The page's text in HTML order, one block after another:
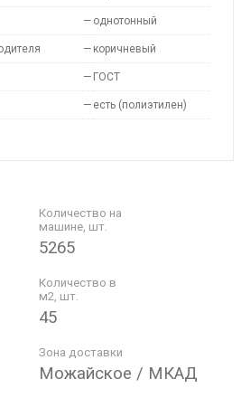
— однотонный
— коричневый
— ГОСТ
— есть (полиэтилен)
Количество на
машине, шт.
5265
Количество в
м2, шт.
45
Зона доставки
Можайское / МКАД